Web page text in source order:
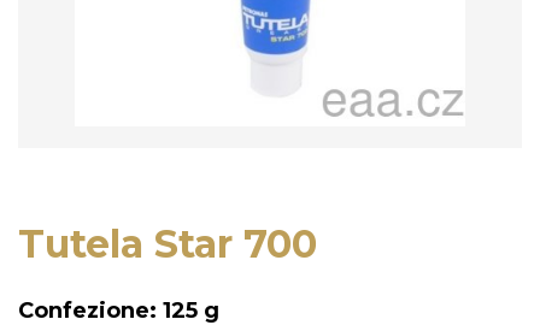
Tutela Star 700
Confezione: 125 g